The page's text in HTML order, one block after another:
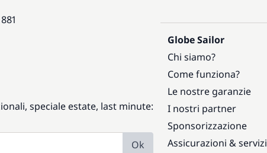
speciale estate, last minute:
Ok
Globe Sailor
Chi siamo?
Come funziona?
Le nostre garanzie
I nostri partner
Sponsorizzazione
Assicurazioni & servizi